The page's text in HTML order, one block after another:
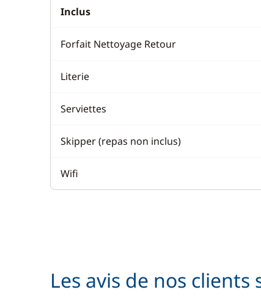
Inclus
Forfait Nettoyage Retour
Literie
Serviettes
Skipper (repas non inclus)
Wifi
Les avis de nos clients